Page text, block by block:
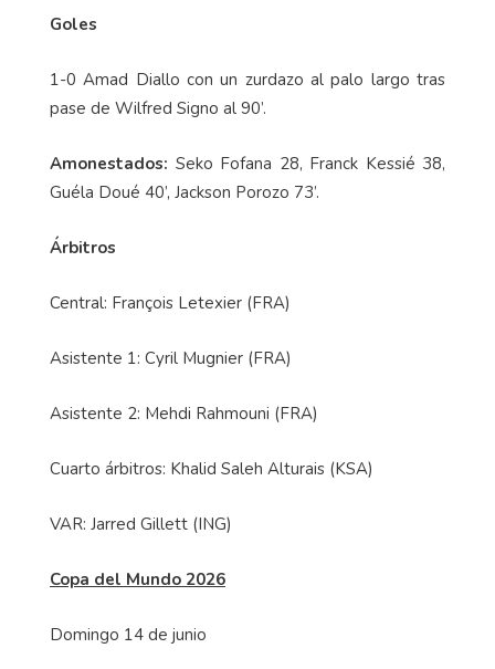
Goles
1-0 Amad Diallo con un zurdazo al palo largo tras
pase de Wilfred Signo al 90’.
Amonestados: Seko Fofana 28, Franck Kessié 38,
Guéla Doué 40’, Jackson Porozo 73’.
Árbitros
Central: François Letexier (FRA)
Asistente 1: Cyril Mugnier (FRA)
Asistente 2: Mehdi Rahmouni (FRA)
Cuarto árbitros: Khalid Saleh Alturais (KSA)
VAR: Jarred Gillett (ING)
Copa del Mundo 2026
Domingo 14 de junio